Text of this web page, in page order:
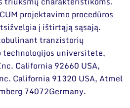
projektavimo procedūros
į ištirtąją sąsają.
tranzistorių
technologijos universitete,
California 92660 USA,
California 91320 USA, Atmel
74072Germany.